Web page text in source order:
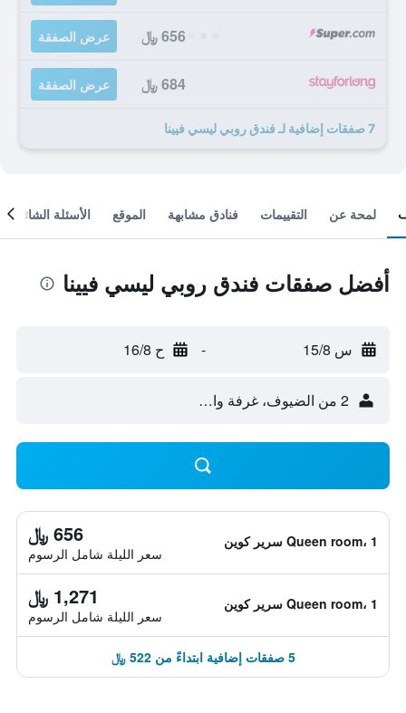
656 ﷼ عرض الصفقة
684 ﷼ عرض الصفقة
7 صفقات إضافية لـ فندق روبي ليسي فيينا
لمحة عن التقييمات فنادق مشابهة الموقع الأسئلة الشائعة
أفضل صفقات فندق روبي ليسي فيينا
س 15/8 - ح 16/8
2 من الضيوف، غرفة واحدة
Queen room، 1 سرير كوين 656 ﷼
سعر الليلة شامل الرسوم
Queen room، 1 سرير كوين 1,271 ﷼
سعر الليلة شامل الرسوم
5 صفقات إضافية ابتداءً من 522 ﷼